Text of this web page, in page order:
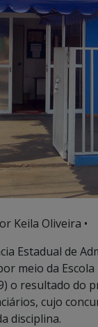
Keila Oliveira •
Estadual de
meio da
o resultado do
cujo
disciplina.